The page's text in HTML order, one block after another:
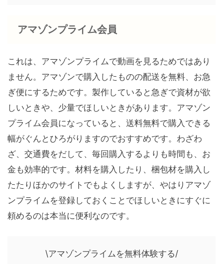
アマゾンプライム会員
これは、アマゾンプライムで動画を見るためではあり
ません。アマゾンで購入したものの配送を無料、お急
ぎ便にするためです。製作していると急ぎで資材が欲
しいときや、少量でほしいときがあります。アマゾン
プライム会員になっていると、送料無料で購入できる
幅がぐんとひろがりますのでおすすめです。わざわ
ざ、交通費をだして、毎回購入するよりも時間も、お
金も効率的です。材料を購入したり、梱包材を購入し
たたりほかのサイトでもよくしますが、やはりアマゾ
ンプライムを登録しておくことでほしいときにすぐに
頼めるのは本当に便利なのです。
\アマゾンプライムを無料体験する/